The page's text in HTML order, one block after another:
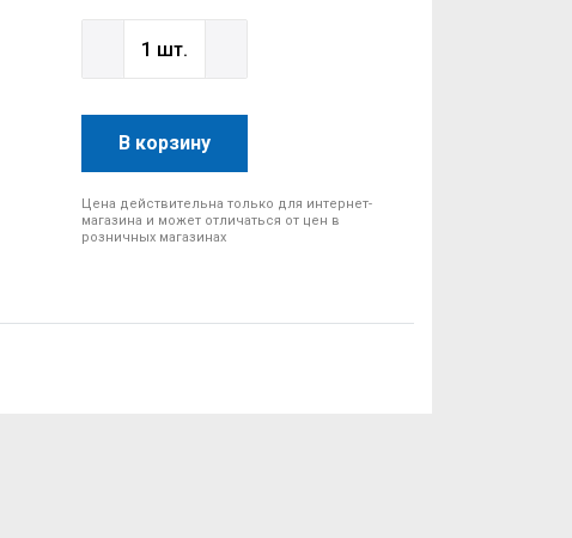
В корзину
Цена действительна только для интернет-
магазина и может отличаться от цен в
розничных магазинах